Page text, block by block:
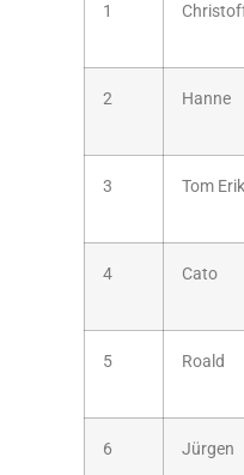
1
2 Hanne
3 Tom Erik
4 Cato
5 Roald
6 Jürgen